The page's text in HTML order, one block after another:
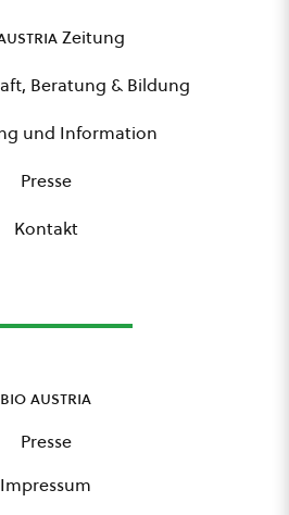
Zeitung
Beratung & Bildung
und Information
Presse
Kontakt
bio austria
Presse
Impressum